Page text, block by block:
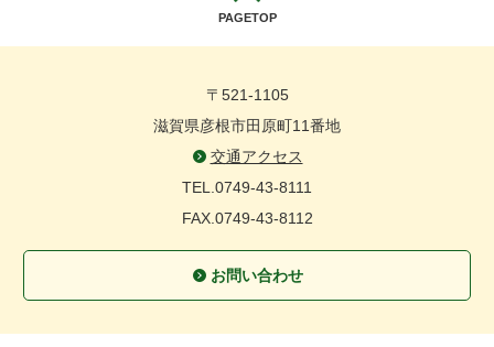
PAGETOP
〒521-1105
滋賀県彦根市田原町11番地
交通アクセス
TEL.0749-43-8111
FAX.0749-43-8112
お問い合わせ